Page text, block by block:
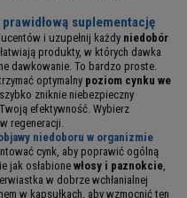
suplementację
i uzupełnij każdy niedobór
produkty, w których dawka
dawkowanie. To bardzo proste.
optymalny poziom cynku we
zniknie niebezpieczny
efektywność. Wybierz
regeneracji.
niedoboru w organizmie
cynk, aby poprawić ogólną
jak osłabione włosy i paznokcie
w dobrze wchłanialnej
w kapsułkach , aby wzmocnić ten